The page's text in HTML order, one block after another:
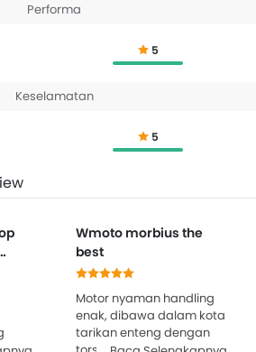
Performa
5
Keselamatan
5
Wmoto morbius the
best
Motor nyaman handling
enak, dibawa dalam kota
tarikan enteng dengan